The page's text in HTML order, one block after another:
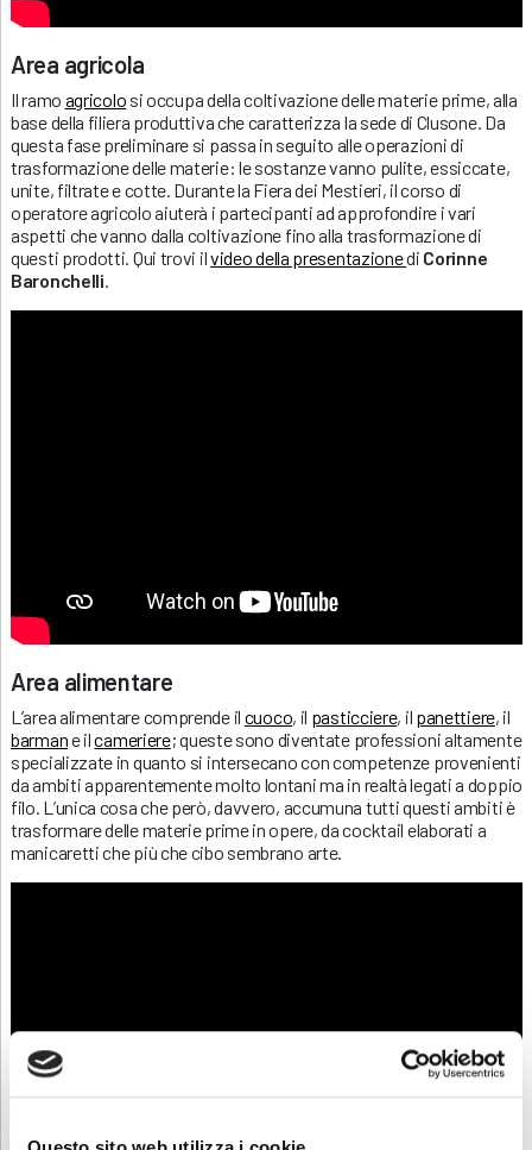
Area agricola
Il ramo agricolo si occupa della coltivazione delle materie prime, alla
base della filiera produttiva che caratterizza la sede di Clusone. Da
questa fase preliminare si passa in seguito alle operazioni di
trasformazione delle materie: le sostanze vanno pulite, essiccate,
unite, filtrate e cotte. Durante la Fiera dei Mestieri, il corso di
operatore agricolo aiuterà i partecipanti ad approfondire i vari
aspetti che vanno dalla coltivazione fino alla trasformazione di
questi prodotti. Qui trovi ilvideo della presentazionedi Corinne
Baronchelli
Area alimentare
L’area alimentare comprende il cuoco, il pasticciere, il panettiere, il
barmane ilcameriere; queste sono diventate professioni altamente
specializzate in quanto si intersecano con competenze provenienti
da ambiti apparentemente molto lontani ma in realtà legati a doppio
filo. L’unica cosa che però, davvero, accumuna tutti questi ambiti è
trasformare delle materie prime in opere, da cocktail elaborati a
manicaretti che più che cibo sembrano arte.